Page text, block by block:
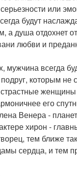
или
будут
а душа отдохнет
любви и
мужчина всегда
которым не
женщины
его
Венера -
хирон -
тем ближе
сердца, и тем